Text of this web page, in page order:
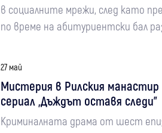
в социалните мрежи, след като
по време на абитуриентски бал
27 май
Мистерия в Рилския манастир
сериал „Дъждът оставя следи"
Криминалната драма от шест